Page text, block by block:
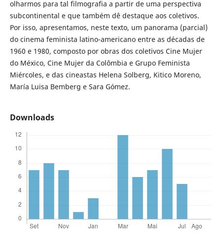
olharmos para tal filmografia a partir de uma perspectiva
subcontinental e que também dê destaque aos coletivos.
Por isso, apresentamos, neste texto, um panorama (parcial)
do cinema feminista latino-americano entre as décadas de
1960 e 1980, composto por obras dos coletivos Cine Mujer
do México, Cine Mujer da Colômbia e Grupo Feminista
Miércoles, e das cineastas Helena Solberg, Kitico Moreno,
María Luisa Bemberg e Sara Gómez.
Downloads